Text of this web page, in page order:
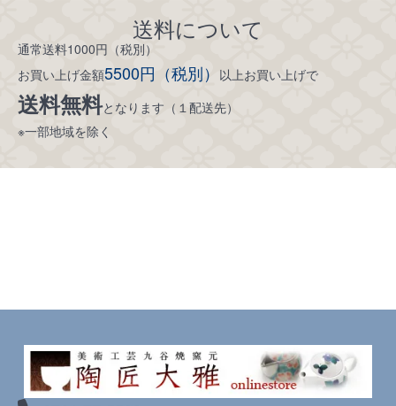
送料について
通常送料1000円（税別）
お買い上げ金額5500円（税別） 以上お買い上げで
送料無料となります（１配送先）
※一部地域を除く